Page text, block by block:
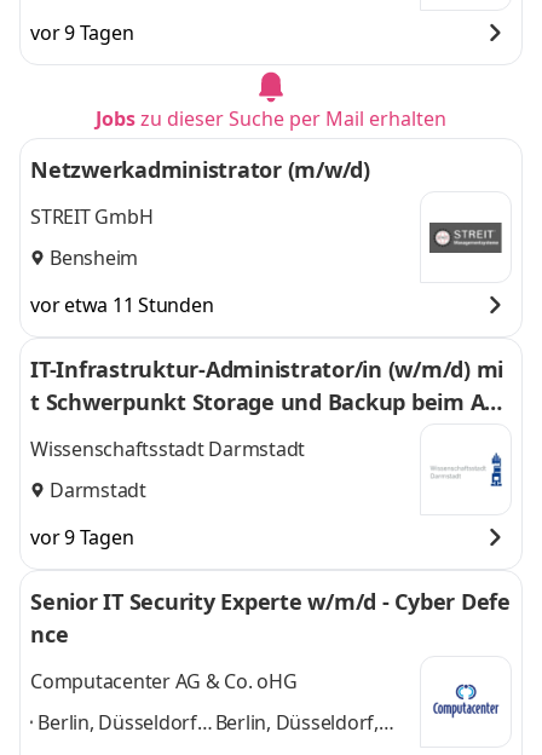
Hamburg, Kerpen,
Köln,
München,
Nürnberg,
Ludwigshafen,
München, Nürnberg,
Stuttgartund 8
weitere
vor 9 Tagen
Jobszu dieser Suche per Mail erhalten
Netzwerkadministrator (m/w/d)
STREIT GmbH
Bensheim
vor etwa 11 Stunden
IT-Infrastruktur-Administrator/in (w/m/d) mi
t Schwerpunkt Storage und Backup beim Am
t für IT
Wissenschaftsstadt Darmstadt
Darmstadt
vor 9 Tagen
Senior IT Security Experte w/m/d - Cyber Defe
nce
Computacenter AG & Co. oHG
Berlin, Düsseldorf, Berlin, Düsseldorf,